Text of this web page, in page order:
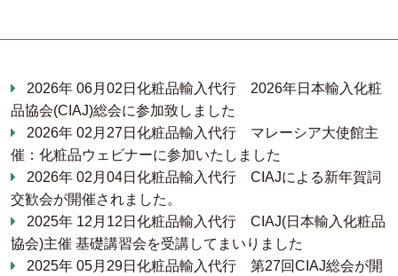
2026年 06月02日 化粧品輸入代行 2026年日本輸入化粧
品協会(CIAJ)総会に参加致しました
2026年 02月27日 化粧品輸入代行 マレーシア大使館主
催：化粧品ウェビナーに参加いたしました
2026年 02月04日 化粧品輸入代行 CIAJによる新年賀詞
交歓会が開催されました。
2025年 12月12日 化粧品輸入代行 CIAJ(日本輸入化粧品
協会)主催 基礎講習会を受講してまいりました
2025年 05月29日 化粧品輸入代行 第27回CIAJ総会が開